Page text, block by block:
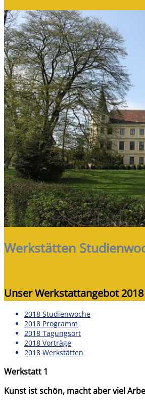
Werkstätten
Unser Werkstattangebot 2018
2018 Studienwoche
2018 Programm
2018 Tagungsort
2018 Vorträge
2018 Werkstätten
Werkstatt 1
Kunst ist schön, macht aber viel